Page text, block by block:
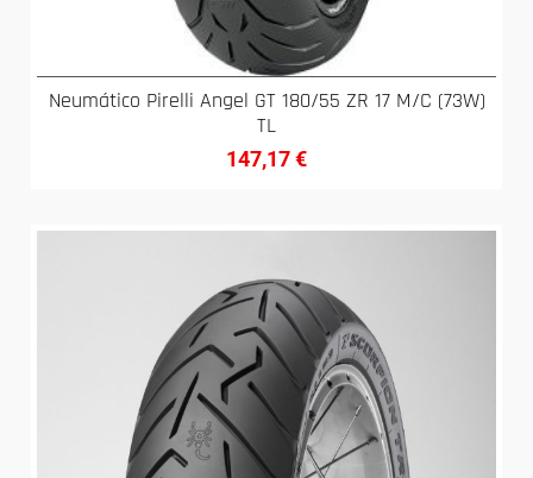
Neumático Pirelli Angel GT 180/55 ZR 17 M/C (73W)
TL
147,17€